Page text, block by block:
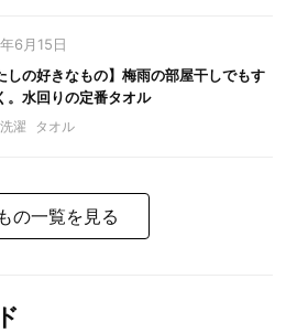
6月15日
しの好きなもの】梅雨の部屋干しでもす
。水回りの定番タオル
洗濯 タオル
の一覧を見る